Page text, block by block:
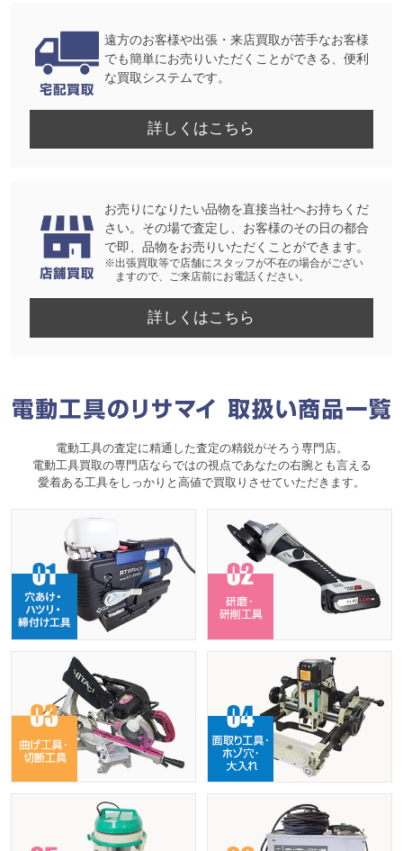
遠方のお客様や出張・来店買取が苦手なお客様
でも簡単にお売りいただくことができる、便利
な買取システムです。
詳しくはこちら
お売りになりたい品物を直接当社へお持ちくだ
さい。その場で査定し、お客様のその日の都合
で即、品物をお売りいただくことができます。
※出張買取等で店舗にスタッフが不在の場合がござい
ますので、ご来店前にお電話ください。
詳しくはこちら
電動工具の査定に精通した査定の精鋭がそろう専門店。
電動工具買取の専門店ならではの視点であなたの右腕とも言える
愛着ある工具をしっかりと高値で買取りさせていただきます。